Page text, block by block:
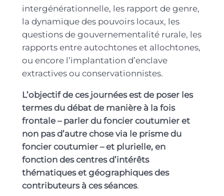
intergénérationnelle, les rapport de genre,
la dynamique des pouvoirs locaux, les
questions de gouvernementalité rurale, les
rapports entre autochtones et allochtones,
ou encore l’implantation d’enclave
extractives ou conservationnistes.
L’objectif de ces journées est de poser les
termes du débat de manière à la fois
frontale – parler du foncier coutumier et
non pas d’autre chose via le prisme du
foncier coutumier – et plurielle, en
fonction des centres d’intérêts
thématiques et géographiques des
contributeurs à ces séances.